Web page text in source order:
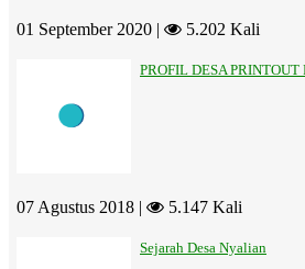
01 September 2020 | 5.202 Kali
PROFIL DESA PRINTOUT
07 Agustus 2018 | 5.147 Kali
Sejarah Desa Nyalian